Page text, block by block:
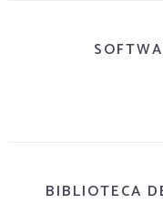
BIBLIOTECA